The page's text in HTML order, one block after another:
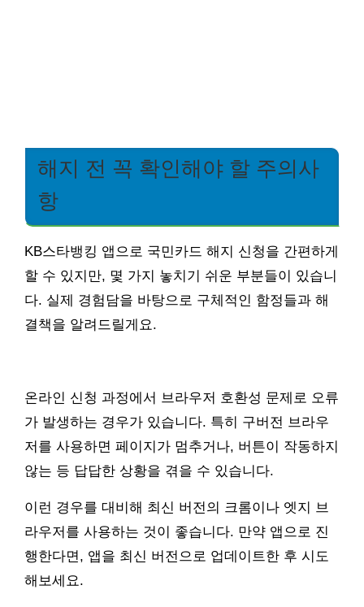
해지 전 꼭 확인해야 할 주의사
항
KB스타뱅킹 앱으로 국민카드 해지 신청을 간편하게
할 수 있지만, 몇 가지 놓치기 쉬운 부분들이 있습니
다. 실제 경험담을 바탕으로 구체적인 함정들과 해
결책을 알려드릴게요.
온라인 신청 과정에서 브라우저 호환성 문제로 오류
가 발생하는 경우가 있습니다. 특히 구버전 브라우
저를 사용하면 페이지가 멈추거나, 버튼이 작동하지
않는 등 답답한 상황을 겪을 수 있습니다.
이런 경우를 대비해 최신 버전의 크롬이나 엣지 브
라우저를 사용하는 것이 좋습니다. 만약 앱으로 진
행한다면, 앱을 최신 버전으로 업데이트한 후 시도
해보세요.